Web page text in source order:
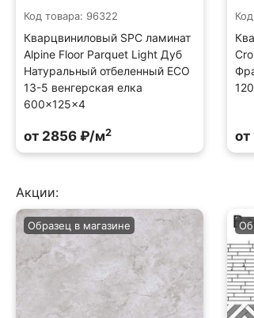
Код товара: 96322
Кварцвиниловый SPC ламинат
Alpine Floor Parquet Light Дуб
Натуральный отбеленный ECO
13-5 венгерская елка
600×125×4
от 2856 ₽/м2
Акции:
Образец в магазине